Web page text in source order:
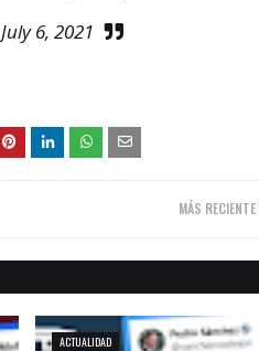
July 6, 2021
MÁS RECIENTE
ACTUALIDAD